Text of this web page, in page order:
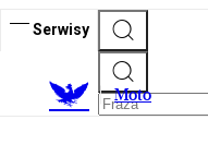
Serwisy
Moto